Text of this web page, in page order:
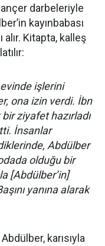
darbeleriyle
kayınbabası
alır. Kitapta, kalleş
işlerini
ona izin verdi. İbn
ziyafet hazırladı
İnsanlar
Abdülber
olduğu bir
[Abdülber’in]
yanına alarak
karısıyla